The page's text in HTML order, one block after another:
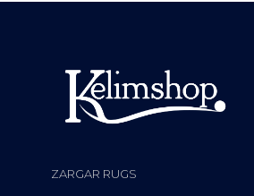
ZARGAR RUGS